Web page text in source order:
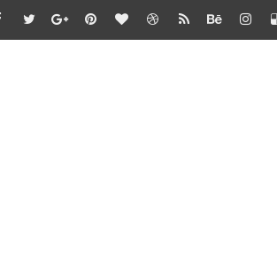
- வழிகாட்டி நெறிமுறைகள் சார்பு -
சார்பு - பள்ளிக்கல்வி இயக்குநர்
- அறிவுரை வழங்குதல் சார்பு -